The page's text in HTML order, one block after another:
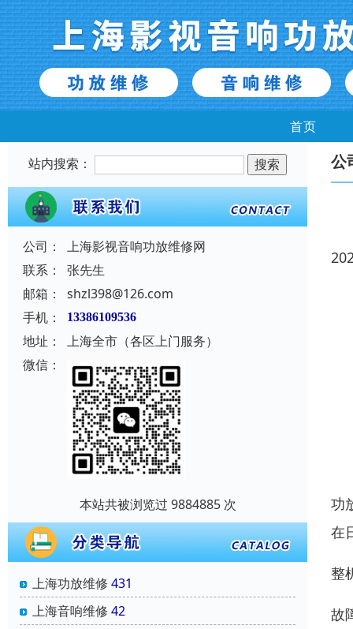
首页
站内搜索：
公司：
上海影视音响功放维修网
联系：
张先生
邮箱：
shzl398@126.com
手机：
13386109536
地址：
上海全市（各区上门服务）
微信：
本站共被浏览过 9884885 次
上海功放维修 431
上海音响维修 42
公
功
在
整
故